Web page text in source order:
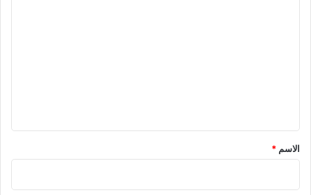
*
الاسم *